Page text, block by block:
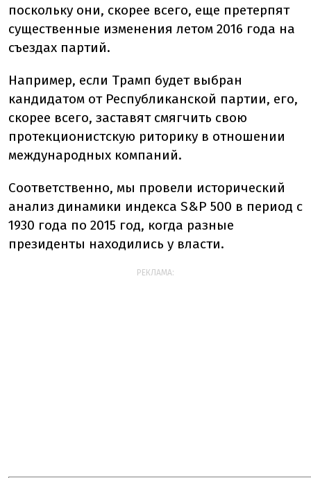
поскольку они, скорее всего, еще претерпят
существенные изменения летом 2016 года на
съездах партий.
Например, если Трамп будет выбран
кандидатом от Республиканской партии, его,
скорее всего, заставят смягчить свою
протекционистскую риторику в отношении
международных компаний.
Соответственно, мы провели исторический
анализ динамики индекса S&P 500 в период с
1930 года по 2015 год, когда разные
президенты находились у власти.
РЕКЛАМА: